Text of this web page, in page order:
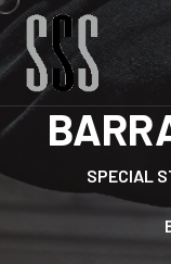
SPECIAL